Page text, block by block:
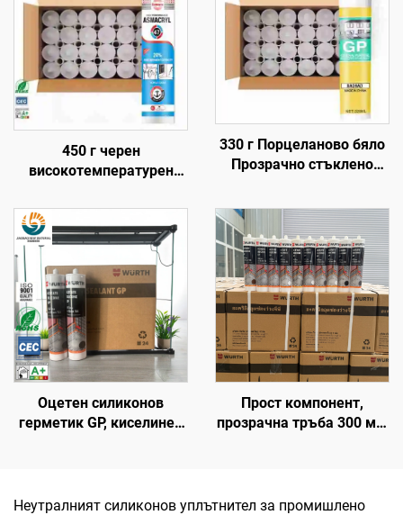
450 г черен
високотемпературен
топлоустойчив
силиконов херметик
330 г Порцеланово бяло
Прозрачно стъклено
Водоустойчиво
Плесенозащитно Бързо
сушене Стеклено лепило
Оцетен силиконов
герметик GP, киселинен
Прост компонент,
прозрачна тръба 300 мл,
Неутралният силиконов уплътнител за промишлено